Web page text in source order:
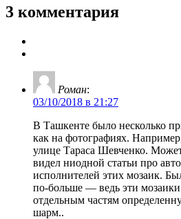
3 комментария
Роман:
03/10/2018 в 21:27
В Ташкенте было несколько
как на фотографиях.
улице Тараса Шевченко.
видел ниодной статьи про
исполнителей этих мозаик.
по-больше — ведь эти
отдельным частям
шарм..